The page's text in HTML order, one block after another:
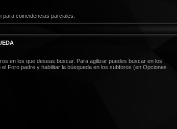
para coincidencias parciales.
en los que deseas buscar. Para agilizar puedes buscar en los
Foro padre y habilitar la búsqueda en los subforos (en Opciones